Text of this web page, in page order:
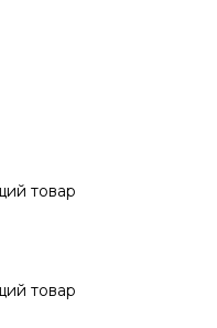
товар
товар